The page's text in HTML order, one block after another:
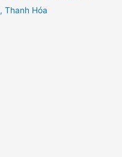
Thanh Hóa